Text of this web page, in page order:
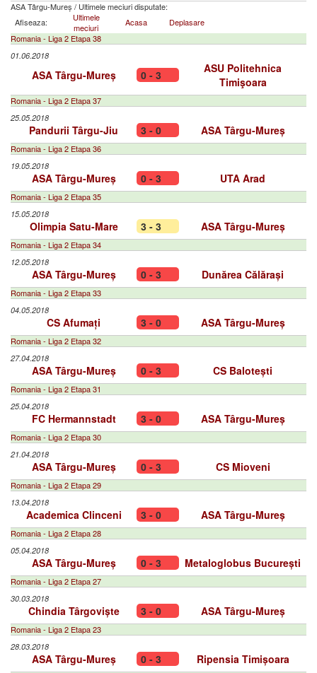
ASA Târgu-Mureș / Ultimele meciuri disputate:
Afiseaza:
Ultimele
meciuri
Acasa
Deplasare
Romania - Liga 2 Etapa 38
01.06.2018
ASA Târgu-Mureș 0 - 3
ASU Politehnica
Timişoara
Romania - Liga 2 Etapa 37
25.05.2018
Pandurii Târgu-Jiu 3 - 0 ASA Târgu-Mureș
Romania - Liga 2 Etapa 36
19.05.2018
ASA Târgu-Mureș 0 - 3 UTA Arad
Romania - Liga 2 Etapa 35
15.05.2018
Olimpia Satu-Mare 3 - 3 ASA Târgu-Mureș
Romania - Liga 2 Etapa 34
12.05.2018
ASA Târgu-Mureș 0 - 3 Dunărea Călărași
Romania - Liga 2 Etapa 33
04.05.2018
CS Afumați 3 - 0 ASA Târgu-Mureș
Romania - Liga 2 Etapa 32
27.04.2018
ASA Târgu-Mureș 0 - 3 CS Balotești
Romania - Liga 2 Etapa 31
25.04.2018
FC Hermannstadt 3 - 0 ASA Târgu-Mureș
Romania - Liga 2 Etapa 30
21.04.2018
ASA Târgu-Mureș 0 - 3 CS Mioveni
Romania - Liga 2 Etapa 29
13.04.2018
Academica Clinceni 3 - 0 ASA Târgu-Mureș
Romania - Liga 2 Etapa 28
05.04.2018
ASA Târgu-Mureș 0 - 3 Metaloglobus București
Romania - Liga 2 Etapa 27
30.03.2018
Chindia Târgoviște 3 - 0 ASA Târgu-Mureș
Romania - Liga 2 Etapa 23
28.03.2018
ASA Târgu-Mureș 0 - 3 Ripensia Timișoara